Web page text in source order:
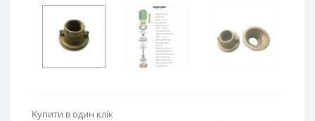
Купити в один клік